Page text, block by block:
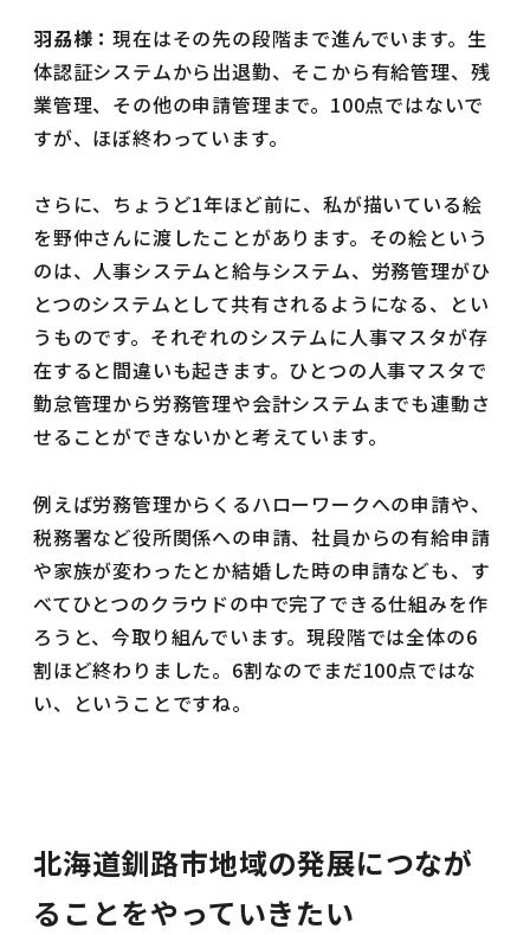
羽刕様：現在はその先の段階まで進んでいます。生
体認証システムから出退勤、そこから有給管理、残
業管理、その他の申請管理まで。100点ではないで
すが、ほぼ終わっています。
さらに、ちょうど1年ほど前に、私が描いている絵
を野仲さんに渡したことがあります。その絵という
のは、人事システムと給与システム、労務管理がひ
とつのシステムとして共有されるようになる、とい
うものです。それぞれのシステムに人事マスタが存
在すると間違いも起きます。ひとつの人事マスタで
勤怠管理から労務管理や会計システムまでも連動さ
せることができないかと考えています。
例えば労務管理からくるハローワークへの申請や、
税務署など役所関係への申請、社員からの有給申請
や家族が変わったとか結婚した時の申請なども、す
べてひとつのクラウドの中で完了できる仕組みを作
ろうと、今取り組んでいます。現段階では全体の6
割ほど終わりました。6割なのでまだ100点ではな
い、ということですね。
北海道釧路市地域の発展につなが
ることをやっていきたい